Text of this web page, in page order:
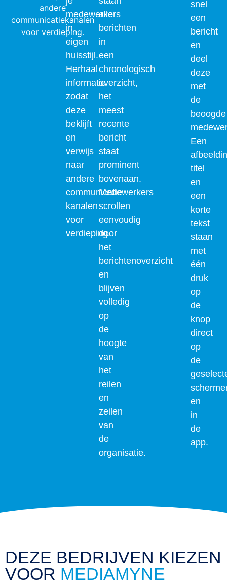
medewerkers
in
eigen
huisstijl.
Herhaal
informatie
zodat
deze
beklijft
en
verwijs
naar
andere
communicatie
kanalen
voor
verdieping.
alle
berichten
in
een
chronologisch
overzicht,
het
meest
recente
bericht
staat
prominent
bovenaan.
Medewerkers
scrollen
eenvoudig
door
het
berichtenoverzicht
en
blijven
volledig
op
de
hoogte
van
het
reilen
en
zeilen
van
de
organisatie.
snel
een
bericht
en
deel
deze
met
de
beoogde
Een
titel
en
een
korte
tekst
staan
met
één
druk
op
de
knop
direct
op
de
en
in
de
app.
DEZE BEDRIJVEN KIEZEN
VOOR MEDIAMYNE